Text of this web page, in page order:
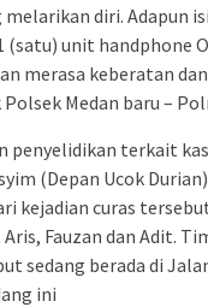
diri. Adapun
(satu) unit handphone
merasa keberatan
Medan baru –
penyelidikan terkait
(Depan Ucok
kejadian curas
Fauzan dan Adit.
sedang berada di
ini